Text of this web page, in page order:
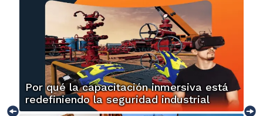
Por qué la capacitación inmersiva está
redefiniendo la seguridad industrial